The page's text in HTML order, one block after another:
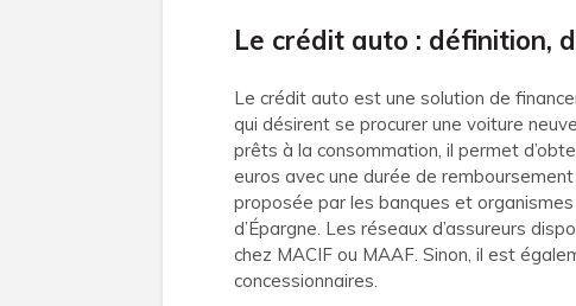
Le crédit auto : définition,
Le crédit auto est une solution de
qui désirent se procurer une voiture
prêts à la consommation, il permet
euros avec une durée de
proposée par les banques et
d’Épargne. Les réseaux d’assureurs
chez MACIF ou MAAF. Sinon, il est
concessionnaires.